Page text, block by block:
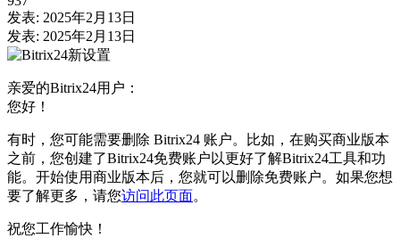
发表: 2025年2月13日
发表: 2025年2月13日
亲爱的Bitrix24用户：
您好！
有时，您可能需要删除 Bitrix24 账户。比如，在购买商业版本
之前，您创建了Bitrix24免费账户以更好了解Bitrix24工具和功
能。开始使用商业版本后，您就可以删除免费账户。如果您想
要了解更多，请您访问此页面。
祝您工作愉快！